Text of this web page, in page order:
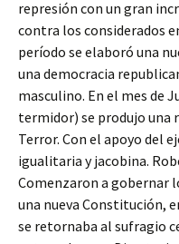
represión con un gran
contra los considerados
período se elaboró una
una democracia
masculino. En el mes de
termidor) se produjo una
Terror. Con el apoyo del
igualitaria y jacobina.
Comenzaron a gobernar
una nueva Constitución,
se retornaba al sufragio